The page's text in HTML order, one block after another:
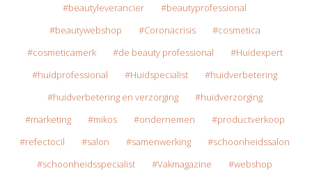
beautyleverancier
beautyprofessional
beautywebshop
Coronacrisis
cosmetica
cosmeticamerk
de beauty professional
Huidexpert
huidprofessional
Huidspecialist
huidverbetering
huidverbetering en verzorging
huidverzorging
marketing
mikos ondernemen
productverkoop
refectocil
salon samenwerking
schoonheidssalon
schoonheidsspecialist
Vakmagazine webshop